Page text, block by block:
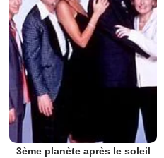
3ème planète après le soleil